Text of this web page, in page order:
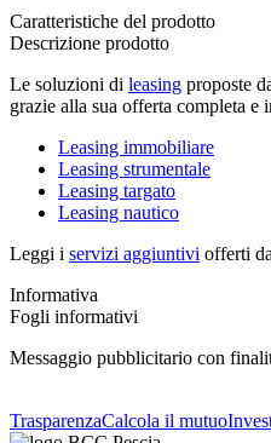
Caratteristiche del prodotto
Descrizione prodotto
Le soluzioni di leasing proposte
grazie alla sua offerta completa
Leasing immobiliare
Leasing strumentale
Leasing targato
Leasing nautico
Leggi i servizi aggiuntivi offerti
Informativa
Fogli informativi
Messaggio pubblicitario con
TrasparenzaCalcola il mutuo